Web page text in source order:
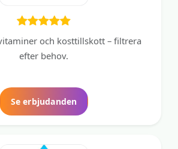
och kosttillskott – filtrera
efter behov.
Se erbjudanden